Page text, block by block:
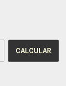
CALCULAR